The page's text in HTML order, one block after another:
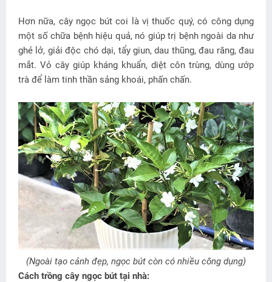
Hơn nữa, cây ngọc bút coi là vị thuốc quý, có công dụng
một số chữa bệnh hiệu quả, nó giúp trị bệnh ngoài da như
ghẻ lở, giải độc chó dại, tẩy giun, dau thũng, đau răng, đau
mắt. Vỏ cây giúp kháng khuẩn, diệt côn trùng, dùng ướp
trà để làm tinh thần sảng khoái, phấn chấn.
(Ngoài tạo cảnh đẹp, ngọc bút còn có nhiều công dụng)
Cách trồng cây ngọc bút tại nhà: